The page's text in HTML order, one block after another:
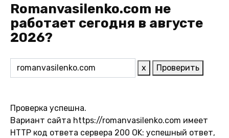
Romanvasilenko.com не
работает сегодня в августе
2026?
x Проверить
Проверка успешна.
Вариант сайта https://romanvasilenko.com имеет
HTTP код ответа сервера 200 OK: успешный ответ,